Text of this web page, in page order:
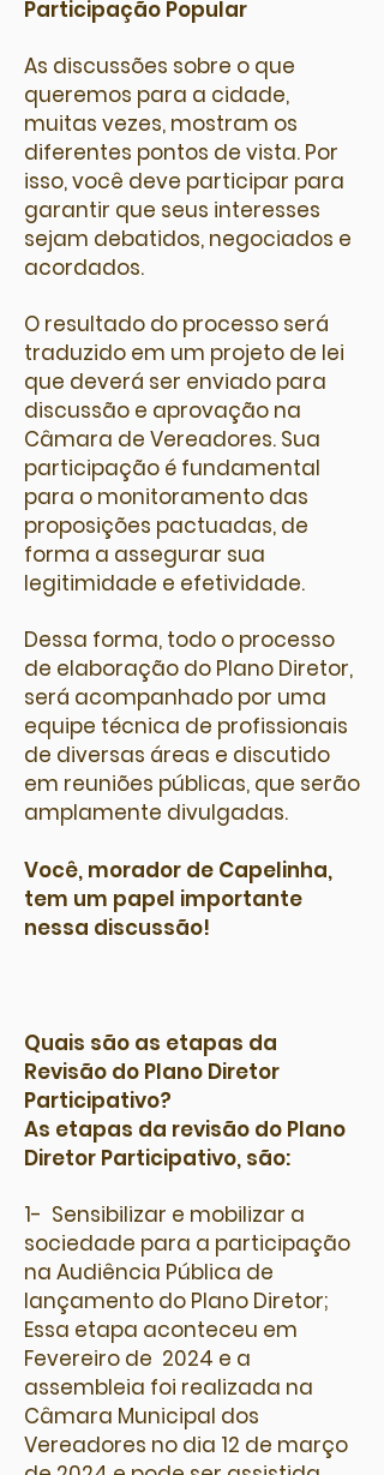
Participação Popular
As discussões sobre o que
queremos para a cidade,
muitas vezes, mostram os
diferentes pontos de vista. Por
isso, você deve participar para
garantir que seus interesses
sejam debatidos, negociados e
acordados.
O resultado do processo será
traduzido em um projeto de lei
que deverá ser enviado para
discussão e aprovação na
Câmara de Vereadores. Sua
participação é fundamental
para o monitoramento das
proposições pactuadas, de
forma a assegurar sua
legitimidade e efetividade.
Dessa forma, todo o processo
de elaboração do Plano Diretor,
será acompanhado por uma
equipe técnica de profissionais
de diversas áreas e discutido
em reuniões públicas, que serão
amplamente divulgadas.
Você, morador de Capelinha,
tem um papel importante
nessa discussão!
​​​​​Quais são as etapas da
Revisão do Plano Diretor
Participativo?​
​As etapas da revisão do Plano
Diretor Participativo, são:
1- Sensibilizar e mobilizar a
sociedade para a participação
na Audiência Pública de
lançamento do Plano Diretor;
Essa etapa aconteceu em
Fevereiro de 2024 e a
assembleia foi realizada na
Câmara Municipal dos
Vereadores no dia 12 de março